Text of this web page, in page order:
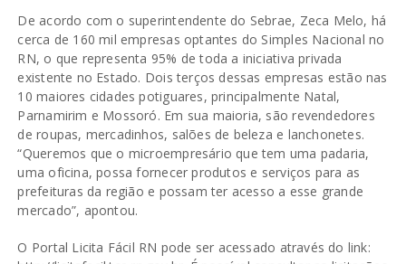
De acordo com o superintendente do Sebrae, Zeca Melo, há
cerca de 160 mil empresas optantes do Simples Nacional no
RN, o que representa 95% de toda a iniciativa privada
existente no Estado. Dois terços dessas empresas estão nas
10 maiores cidades potiguares, principalmente Natal,
Parnamirim e Mossoró. Em sua maioria, são revendedores
de roupas, mercadinhos, salões de beleza e lanchonetes.
“Queremos que o microempresário que tem uma padaria,
uma oficina, possa fornecer produtos e serviços para as
prefeituras da região e possam ter acesso a esse grande
mercado”, apontou.
O Portal Licita Fácil RN pode ser acessado através do link: